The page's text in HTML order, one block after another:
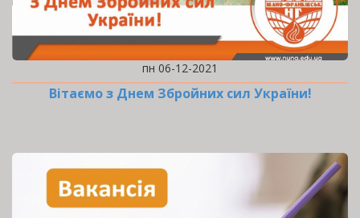
пн 06-12-2021
Вітаємо з Днем Збройних сил України!